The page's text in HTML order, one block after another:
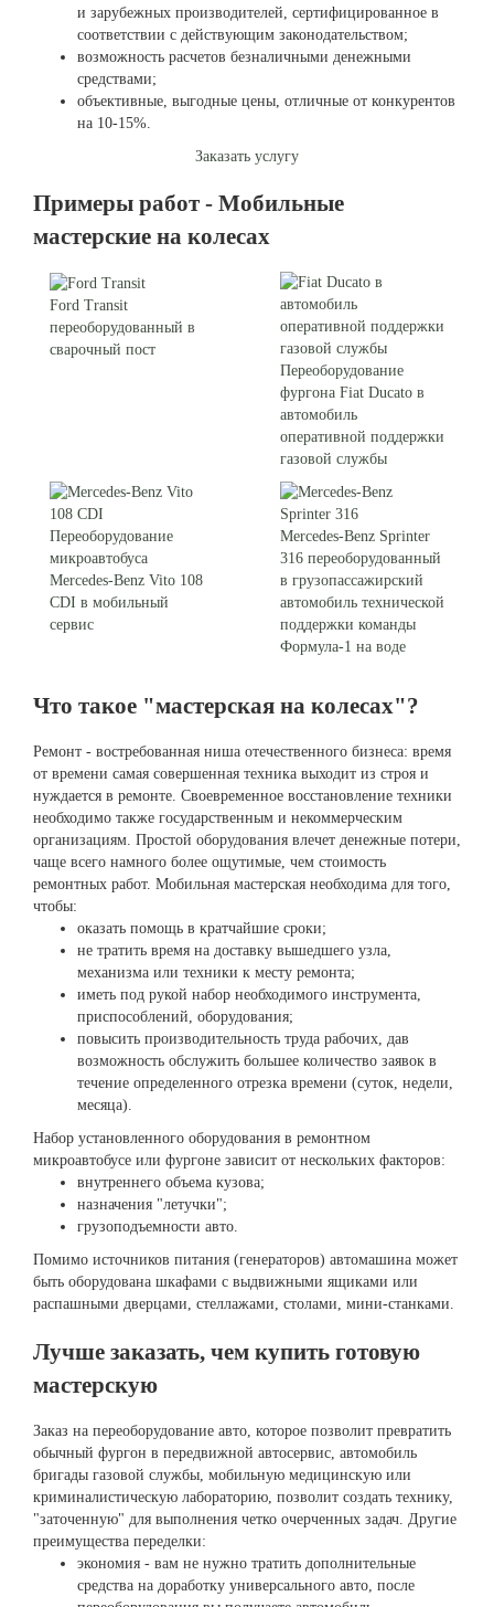
и зарубежных производителей, сертифицированное в
соответствии с действующим законодательством;
возможность расчетов безналичными денежными
средствами;
объективные, выгодные цены, отличные от конкурентов
на 10-15%.
Заказать услугу
Примеры работ - Мобильные
мастерские на колесах
Ford Transit
переоборудованный в
сварочный пост
Переоборудование
фургона Fiat Ducato в
автомобиль
оперативной поддержки
газовой службы
Переоборудование
микроавтобуса
Mercedes-Benz Vito 108
CDI в мобильный
сервис
Mercedes-Benz Sprinter
316 переоборудованный
в грузопассажирский
автомобиль технической
поддержки команды
Формула-1 на воде
Что такое "мастерская на колесах"?
Ремонт - востребованная ниша отечественного бизнеса: время
от времени самая совершенная техника выходит из строя и
нуждается в ремонте. Своевременное восстановление техники
необходимо также государственным и некоммерческим
организациям. Простой оборудования влечет денежные потери,
чаще всего намного более ощутимые, чем стоимость
ремонтных работ. Мобильная мастерская необходима для того,
чтобы:
оказать помощь в кратчайшие сроки;
не тратить время на доставку вышедшего узла,
механизма или техники к месту ремонта;
иметь под рукой набор необходимого инструмента,
приспособлений, оборудования;
повысить производительность труда рабочих, дав
возможность обслужить большее количество заявок в
течение определенного отрезка времени (суток, недели,
месяца).
Набор установленного оборудования в ремонтном
микроавтобусе или фургоне зависит от нескольких факторов:
внутреннего объема кузова;
назначения "летучки";
грузоподъемности авто.
Помимо источников питания (генераторов) автомашина может
быть оборудована шкафами с выдвижными ящиками или
распашными дверцами, стеллажами, столами, мини-станками.
Лучше заказать, чем купить готовую
мастерскую
Заказ на переоборудование авто, которое позволит превратить
обычный фургон в передвижной автосервис, автомобиль
бригады газовой службы, мобильную медицинскую или
криминалистическую лабораторию, позволит создать технику,
"заточенную" для выполнения четко очерченных задач. Другие
преимущества переделки:
экономия - вам не нужно тратить дополнительные
средства на доработку универсального авто, после